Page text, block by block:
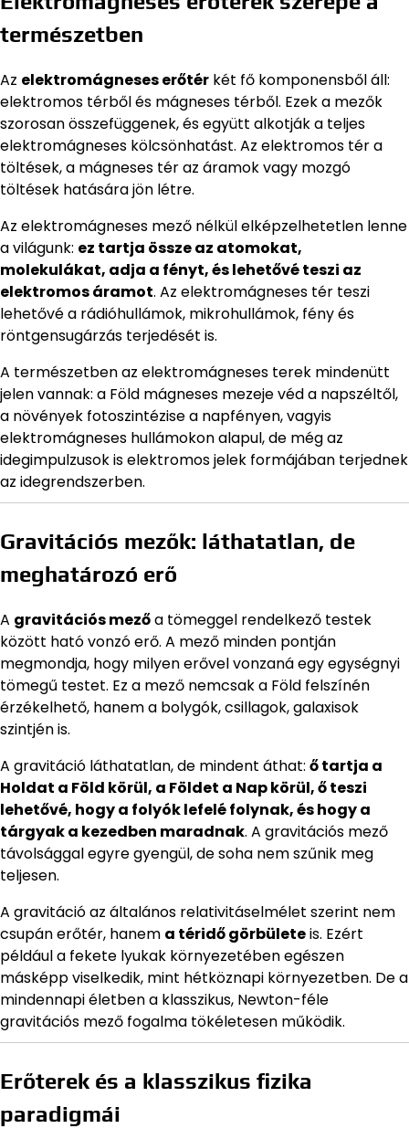
természetben
Az elektromágneses erőtér két fő komponensből áll:
elektromos térből és mágneses térből. Ezek a mezők
szorosan összefüggenek, és együtt alkotják a teljes
elektromágneses kölcsönhatást. Az elektromos tér a
töltések, a mágneses tér az áramok vagy mozgó
töltések hatására jön létre.
Az elektromágneses mező nélkül elképzelhetetlen lenne
a világunk: ez tartja össze az atomokat,
molekulákat, adja a fényt, és lehetővé teszi az
elektromos áramot. Az elektromágneses tér teszi
lehetővé a rádióhullámok, mikrohullámok, fény és
röntgensugárzás terjedését is.
A természetben az elektromágneses terek mindenütt
jelen vannak: a Föld mágneses mezeje véd a napszéltől,
a növények fotoszintézise a napfényen, vagyis
elektromágneses hullámokon alapul, de még az
idegimpulzusok is elektromos jelek formájában terjednek
az idegrendszerben.
Gravitációs mezők: láthatatlan, de
meghatározó erő
A gravitációs mezőa tömeggel rendelkező testek
között ható vonzó erő. A mező minden pontján
megmondja, hogy milyen erővel vonzaná egy egységnyi
tömegű testet. Ez a mező nemcsak a Föld felszínén
érzékelhető, hanem a bolygók, csillagok, galaxisok
szintjén is.
A gravitáció láthatatlan, de mindent áthat: ő tartja a
Holdat a Föld körül, a Földet a Nap körül, ő teszi
lehetővé, hogy a folyók lefelé folynak, és hogy a
tárgyak a kezedben maradnak. A gravitációs mező
távolsággal egyre gyengül, de soha nem szűnik meg
teljesen.
A gravitáció az általános relativitáselmélet szerint nem
csupán erőtér, hanem a téridő görbületeis. Ezért
például a fekete lyukak környezetében egészen
másképp viselkedik, mint hétköznapi környezetben. De a
mindennapi életben a klasszikus, Newton-féle
gravitációs mező fogalma tökéletesen működik.
Erőterek és a klasszikus fizika
paradigmái